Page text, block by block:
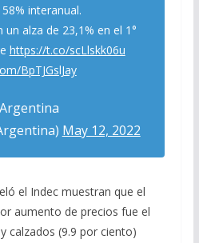
interanual.
un alza de 23,1% en el 1°
https://t.co/scLlskk06u
BpTJGslJay
May 12, 2022
el Indec muestran que el
aumento de precios fue el
calzados (9.9 por ciento)